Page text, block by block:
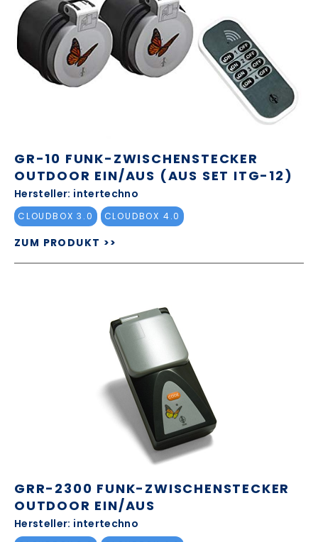
GR-10 FUNK-ZWISCHENSTECKER
OUTDOOR EIN/AUS (AUS SET ITG-12)
Hersteller: intertechno
CLOUDBOX 3.0 CLOUDBOX 4.0
ZUM PRODUKT >>
GRR-2300 FUNK-ZWISCHENSTECKER
OUTDOOR EIN/AUS
Hersteller: intertechno